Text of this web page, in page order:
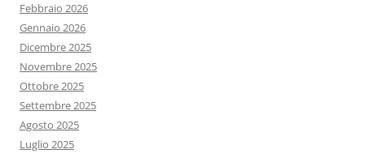
Febbraio 2026
Gennaio 2026
Dicembre 2025
Novembre 2025
Ottobre 2025
Settembre 2025
Agosto 2025
Luglio 2025